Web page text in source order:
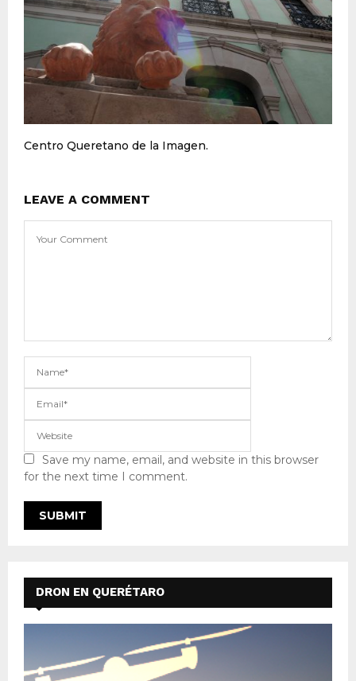
Centro Queretano de la Imagen.
LEAVE A COMMENT
Save my name, email, and website in this browser
for the next time I comment.
DRON EN QUERÉTARO